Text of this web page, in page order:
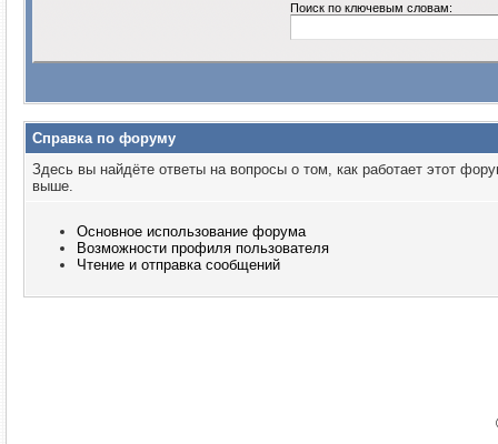
Поиск по ключевым словам:
Справка по форуму
Здесь вы найдёте ответы на вопросы о том, как работает этот
выше.
Основное использование форума
Возможности профиля пользователя
Чтение и отправка сообщений